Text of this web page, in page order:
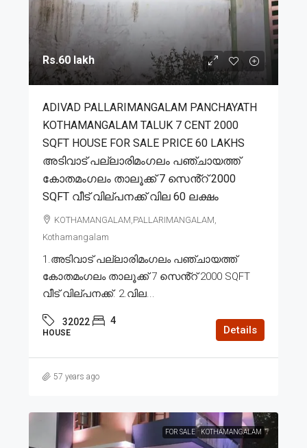
Rs.60 lakh
ADIVAD PALLARIMANGALAM PANCHAYATH
KOTHAMANGALAM TALUK 7 CENT 2000
SQFT HOUSE FOR SALE PRICE 60 LAKHS
അടിവാട് പല്ലാരിമംഗലം പഞ്ചായത്ത്
കോതമംഗലം താലൂക്ക് 7 സെൻ്റ് 2000
SQFT വീട് വില്പനക്ക് വില 60 ലക്ഷം
KOTHAMANGALAM,PALLARIMANGALAM,
Kothamangalam
1.അടിവാട് പല്ലാരിമംഗലം പഞ്ചായത്ത്
കോതമംഗലം താലൂക്ക് 7 സെൻ്റ് 2000 SQFT
വീട് വില്പനക്ക്. 2.വില...
32022 4
HOUSE Details
57 years ago
FOR SALE KOTHAMANGALAM